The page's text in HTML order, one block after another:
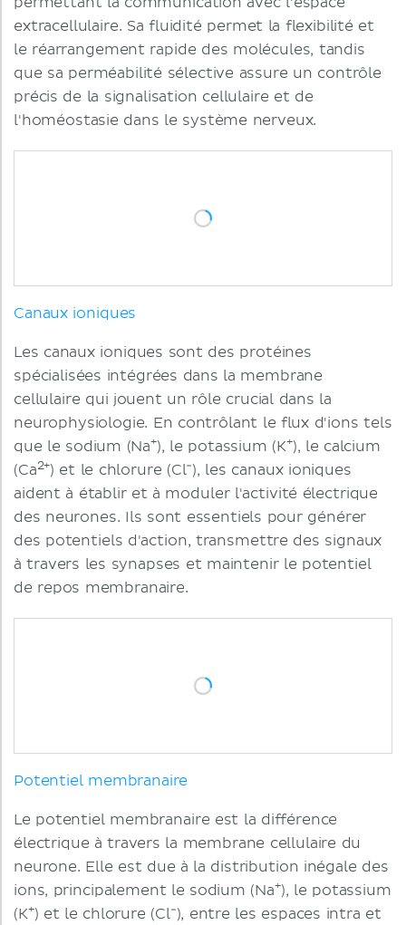
extracellulaire. Sa fluidité permet la flexibilité et
le réarrangement rapide des molécules, tandis
que sa perméabilité sélective assure un contrôle
précis de la signalisation cellulaire et de
l'homéostasie dans le système nerveux.
Canaux ioniques
Les canaux ioniques sont des protéines
spécialisées intégrées dans la membrane
cellulaire qui jouent un rôle crucial dans la
neurophysiologie. En contrôlant le flux d'ions tels
que le sodium (Na+), le potassium (K+), le calcium
(Ca2+) et le chlorure (Cl-), les canaux ioniques
aident à établir et à moduler l'activité électrique
des neurones. Ils sont essentiels pour générer
des potentiels d'action, transmettre des signaux
à travers les synapses et maintenir le potentiel
de repos membranaire.
Potentiel membranaire
Le potentiel membranaire est la différence
électrique à travers la membrane cellulaire du
neurone. Elle est due à la distribution inégale des
ions, principalement le sodium (Na+), le potassium
(K+) et le chlorure (Cl-), entre les espaces intra et